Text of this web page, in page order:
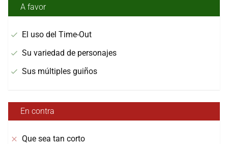
A favor
El uso del Time-Out
Su variedad de personajes
Sus múltiples guiños
En contra
Que sea tan corto